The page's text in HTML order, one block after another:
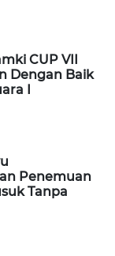
CUP VII
Dengan Baik
I
Penemuan
Tanpa